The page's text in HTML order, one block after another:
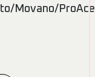
Movano/ProAce